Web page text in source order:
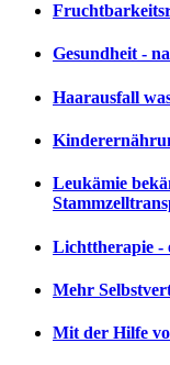
Gesundheit -
Haarausfall
Leukämie
Lichttherapie -
Mehr
Mit der Hilfe